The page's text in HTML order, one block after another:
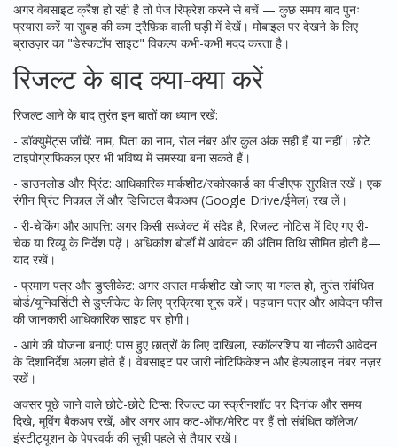
अगर वेबसाइट क्रैश हो रही है तो पेज रिफ्रेश करने से बचें — कुछ समय बाद पुनः
प्रयास करें या सुबह की कम ट्रैफ़िक वाली घड़ी में देखें। मोबाइल पर देखने के लिए
ब्राउज़र का "डेस्कटॉप साइट" विकल्प कभी-कभी मदद करता है।
रिजल्ट के बाद क्या-क्या करें
रिजल्ट आने के बाद तुरंत इन बातों का ध्यान रखें:
- डॉक्युमेंट्स जाँचें: नाम, पिता का नाम, रोल नंबर और कुल अंक सही हैं या नहीं। छोटे
टाइपोग्राफिकल एरर भी भविष्य में समस्या बना सकते हैं।
- डाउनलोड और प्रिंट: आधिकारिक मार्कशीट/स्कोरकार्ड का पीडीएफ सुरक्षित रखें। एक
रंगीन प्रिंट निकाल लें और डिजिटल बैकअप (Google Drive/ईमेल) रख लें।
- री-चेकिंग और आपत्ति: अगर किसी सब्जेक्ट में संदेह है, रिजल्ट नोटिस में दिए गए री-
चेक या रिव्यू के निर्देश पढ़ें। अधिकांश बोर्डों में आवेदन की अंतिम तिथि सीमित होती है—
याद रखें।
- प्रमाण पत्र और डुप्लीकेट: अगर असल मार्कशीट खो जाए या गलत हो, तुरंत संबंधित
बोर्ड/यूनिवर्सिटी से डुप्लीकेट के लिए प्रक्रिया शुरू करें। पहचान पत्र और आवेदन फीस
की जानकारी आधिकारिक साइट पर होगी।
- आगे की योजना बनाएं: पास हुए छात्रों के लिए दाखिला, स्कॉलरशिप या नौकरी आवेदन
के दिशानिर्देश अलग होते हैं। वेबसाइट पर जारी नोटिफिकेशन और हेल्पलाइन नंबर नज़र
रखें।
अक्सर पूछे जाने वाले छोटे-छोटे टिप्स: रिजल्ट का स्क्रीनशॉट पर दिनांक और समय
दिखे, मूविंग बैकअप रखें, और अगर आप कट-ऑफ/मेरिट पर हैं तो संबंधित कॉलेज/
इंस्टीट्यूशन के पेपरवर्क की सूची पहले से तैयार रखें।